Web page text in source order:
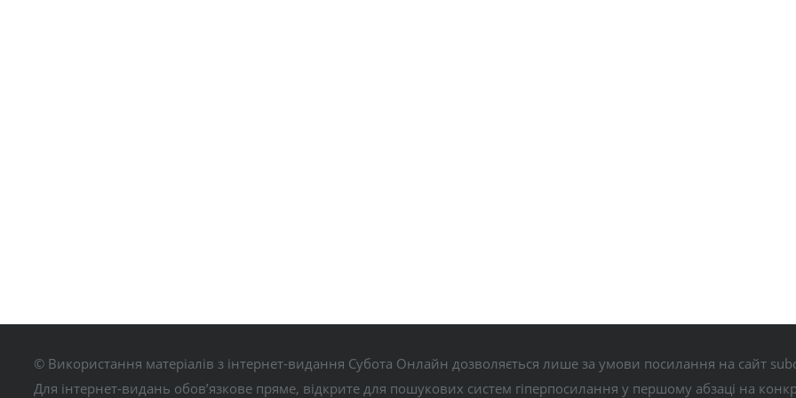
© Використання матеріалів з інтернет-видання Субота Онлайн дозволяється лише за умови посилання на сайт
Для інтернет-видань обов’язкове пряме, відкрите для пошукових систем гіперпосилання у першому абзаці на